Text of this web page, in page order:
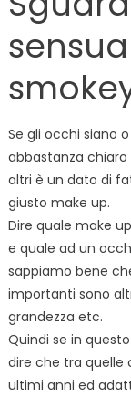
Se gli occhi siano
abbastanza
altri è un dato di
giusto make up.
Dire quale make
e quale ad un
sappiamo bene
importanti sono
grandezza etc.
Quindi se in
dire che tra quelle
ultimi anni ed